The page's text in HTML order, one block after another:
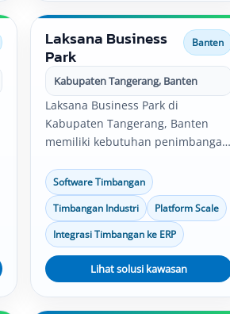
Laksana Business
Park
Banten
Kabupaten Tangerang, Banten
Laksana Business Park di
Kabupaten Tangerang, Banten
memiliki kebutuhan penimbangan
quality control, logistik, dan
distribusi. Solusi timbangan
industri, software timbangan,
platform scale, bench scale, serta
integrasi data timbang dapat
disesuaikan dengan kebutuhan
operasional perusahaan.
Software Timbangan
Timbangan Industri
Platform Scale
Integrasi Timbangan ke ERP
Lihat solusi kawasan